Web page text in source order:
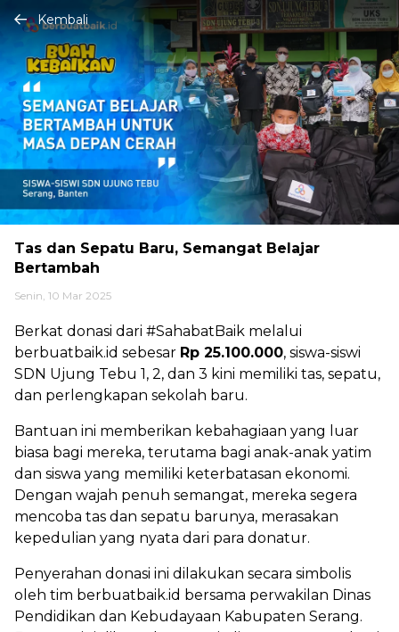
Kembali
Tas dan Sepatu Baru, Semangat Belajar
Bertambah
Senin, 10 Mar 2025
Berkat donasi dari #SahabatBaik melalui
berbuatbaik.id sebesar Rp 25.100.000, siswa-siswi
SDN Ujung Tebu 1, 2, dan 3 kini memiliki tas, sepatu,
dan perlengkapan sekolah baru.
Bantuan ini memberikan kebahagiaan yang luar
biasa bagi mereka, terutama bagi anak-anak yatim
dan siswa yang memiliki keterbatasan ekonomi.
Dengan wajah penuh semangat, mereka segera
mencoba tas dan sepatu barunya, merasakan
kepedulian yang nyata dari para donatur.
Penyerahan donasi ini dilakukan secara simbolis
oleh tim berbuatbaik.id bersama perwakilan Dinas
Pendidikan dan Kebudayaan Kabupaten Serang.